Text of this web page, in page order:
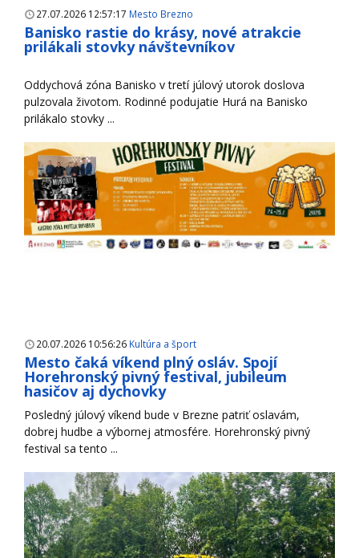
27.07.2026 12:57:17 Mesto Brezno
Banisko rastie do krásy, nové atrakcie
prilákali stovky návštevníkov
Oddychová zóna Banisko v tretí júlový utorok doslova
pulzovala životom. Rodinné podujatie Hurá na Banisko
prilákalo stovky ...
20.07.2026 10:56:26 Kultúra a šport
Mesto čaká víkend plný osláv. Spojí
Horehronský pivný festival, jubileum
hasičov aj dychovky
Posledný júlový víkend bude v Brezne patriť oslavám,
dobrej hudbe a výbornej atmosfére. Horehronský pivný
festival sa tento ...